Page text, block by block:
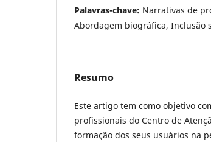
Palavras-chave: Narrativas de
Abordagem biográfica, Inclusão
Resumo
Este artigo tem como objetivo
profissionais do Centro de
formação dos seus usuários na